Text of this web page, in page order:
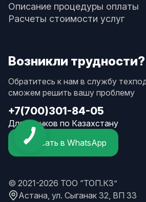
Описание процедуры оплаты
Расчеты стоимости услуг
Возникли трудности?
Обратитесь к нам в службу
сможем решить вашу проблему
+7(700)301-84-05
Для звонков по Казахстану
Написать в WhatsApp
© 2021-2026 ТОО “ТОП.КЗ”
Астана, ул. Сыганак 32, ВП 33